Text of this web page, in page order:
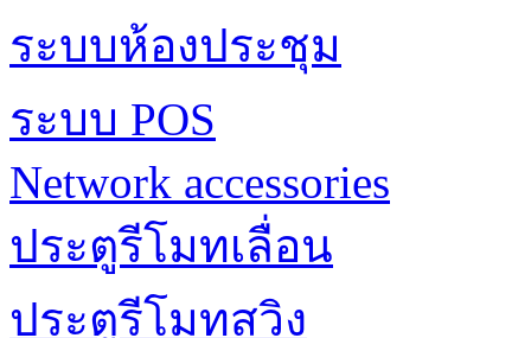
ระบบห้องประชุม
ระบบ POS
Network accessories
ประตูรีโมทเลื่อน
ประตูรีโมทสวิง